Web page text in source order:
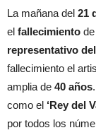
La mañana del 21
el fallecimiento de
representativo
fallecimiento el
amplia de 40 años
como el ‘Rey del
por todos los